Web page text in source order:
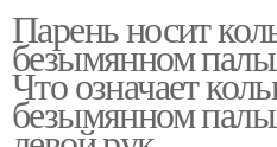
Парень носит
безымянном
Что означает
безымянном